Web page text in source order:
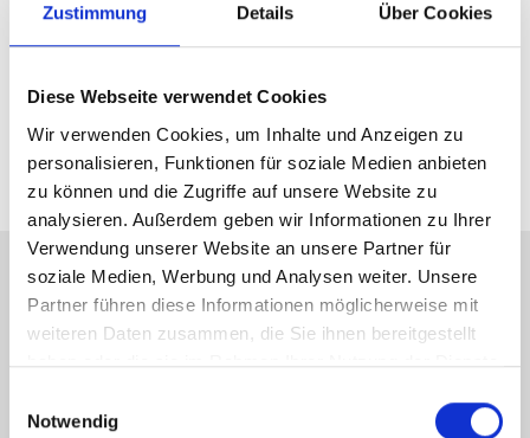
Zustimmung Details Über Cookies
Diese Webseite verwendet Cookies
Wir verwenden Cookies, um Inhalte und Anzeigen zu
personalisieren, Funktionen für soziale Medien anbieten
zu können und die Zugriffe auf unsere Website zu
analysieren. Außerdem geben wir Informationen zu Ihrer
Verwendung unserer Website an unsere Partner für
soziale Medien, Werbung und Analysen weiter. Unsere
Partner führen diese Informationen möglicherweise mit
weiteren Daten zusammen, die Sie ihnen bereitgestellt
haben oder die sie im Rahmen Ihrer Nutzung der Dienste
Notwendig
Sven Weihe
Telefon: 0571 597 265 17
Energieausweis (Verbrauchsausweis)